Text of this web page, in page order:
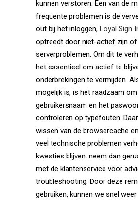
kunnen verstoren. Een van de
frequente problemen is de
out bij het inloggen, Loyal Sign
optreedt door niet-actief zijn of
serverproblemen. Om dit te
het essentieel om actief te
onderbrekingen te vermijden.
mogelijk is, is het raadzaam om
gebruikersnaam en het
controleren op typefouten.
wissen van de browsercache
veel technische problemen
kwesties blijven, neem dan
met de klantenservice voor
troubleshooting. Door deze
gebruiken, kunnen we snel